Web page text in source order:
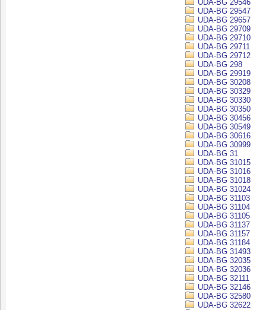
UDA-BG 29546
UDA-BG 29547
UDA-BG 29657
UDA-BG 29709
UDA-BG 29710
UDA-BG 29711
UDA-BG 29712
UDA-BG 298
UDA-BG 29919
UDA-BG 30208
UDA-BG 30329
UDA-BG 30330
UDA-BG 30350
UDA-BG 30456
UDA-BG 30549
UDA-BG 30616
UDA-BG 30999
UDA-BG 31
UDA-BG 31015
UDA-BG 31016
UDA-BG 31018
UDA-BG 31024
UDA-BG 31103
UDA-BG 31104
UDA-BG 31105
UDA-BG 31137
UDA-BG 31157
UDA-BG 31184
UDA-BG 31493
UDA-BG 32035
UDA-BG 32036
UDA-BG 32111
UDA-BG 32146
UDA-BG 32580
UDA-BG 32622